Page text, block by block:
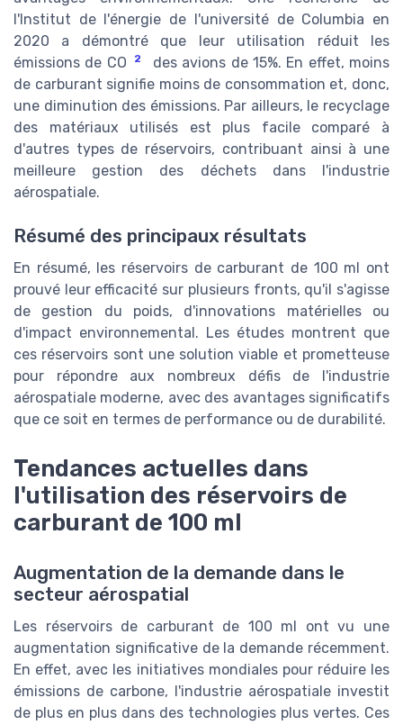
l'Institut de l'énergie de l'université de Columbia en
2020 a démontré que leur utilisation réduit les
émissions de CO
2
des avions de 15%. En effet, moins
de carburant signifie moins de consommation et, donc,
une diminution des émissions. Par ailleurs, le recyclage
des matériaux utilisés est plus facile comparé à
d'autres types de réservoirs, contribuant ainsi à une
meilleure gestion des déchets dans l'industrie
aérospatiale.
Résumé des principaux résultats
En résumé, les réservoirs de carburant de 100 ml ont
prouvé leur efficacité sur plusieurs fronts, qu'il s'agisse
de gestion du poids, d'innovations matérielles ou
d'impact environnemental. Les études montrent que
ces réservoirs sont une solution viable et prometteuse
pour répondre aux nombreux défis de l'industrie
aérospatiale moderne, avec des avantages significatifs
que ce soit en termes de performance ou de durabilité.
Tendances actuelles dans
l'utilisation des réservoirs de
carburant de 100 ml
Augmentation de la demande dans le
secteur aérospatial
Les réservoirs de carburant de 100 ml ont vu une
augmentation significative de la demande récemment.
En effet, avec les initiatives mondiales pour réduire les
émissions de carbone, l'industrie aérospatiale investit
de plus en plus dans des technologies plus vertes. Ces